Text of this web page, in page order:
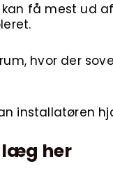
få mest ud
hvor der
installatøren
her